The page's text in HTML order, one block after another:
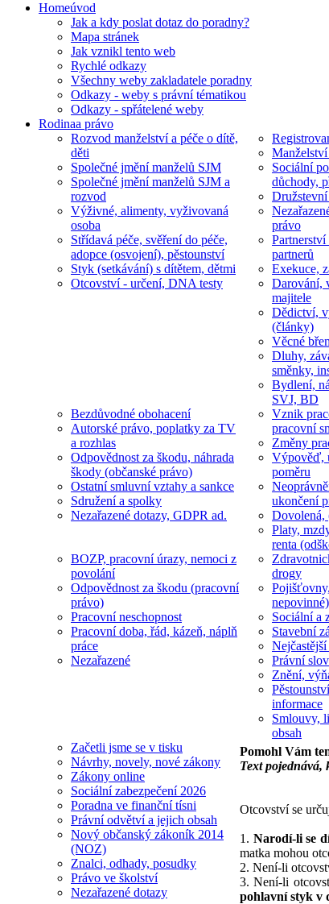
Homeúvod
Jak a kdy poslat dotaz do poradny?
Mapa stránek
Jak vznikl tento web
Rychlé odkazy
Všechny weby zakladatele poradny
Odkazy - weby s právní tématikou
Odkazy - spřátelené weby
Rodinaa právo
Rozvod manželství a péče o dítě,
děti
Společné jmění manželů SJM
Společné jmění manželů SJM a
rozvod
Výživné, alimenty, vyživovaná
osoba
Střídavá péče, svěření do péče,
adopce (osvojení), pěstounství
Styk (setkávání) s dítětem, dětmi
Otcovství - určení, DNA testy
Sociální
důchody,
právo
partnerů
Exekuce,
Darování,
majitele
Dědictví,
(články)
Věcné
Dluhy,
směnky,
Bydlení,
SVJ, BD
Bezdůvodné obohacení
Autorské právo, poplatky za TV
a rozhlas
Odpovědnost za škodu, náhrada
škody (občanské právo)
Ostatní smluvní vztahy a sankce
Sdružení a spolky
Nezařazené dotazy, GDPR ad.
Vznik
pracovní
Změny
Výpověď,
poměru
ukončení
Dovolená,
Platy,
renta
BOZP, pracovní úrazy, nemoci z
povolání
Odpovědnost za škodu (pracovní
právo)
Pracovní neschopnost
Pracovní doba, řád, kázeň, náplň
práce
Nezařazené
drogy
nepovinné)
Sociální a
Stavební
Právní
Znění,
informace
Smlouvy,
obsah
Začetli jsme se v tisku
Návrhy, novely, nové zákony
Zákony online
Sociální zabezpečení 2026
Poradna ve finanční tísni
Právní odvětví a jejich obsah
Nový občanský zákoník 2014
(NOZ)
Znalci, odhady, posudky
Právo ve školství
Nezařazené dotazy
Pomohl Vám
Text pojednává,
Otcovství se
1. Narodí-li se
matka mohou
2. Není-li
3. Není-li
pohlavní styk v